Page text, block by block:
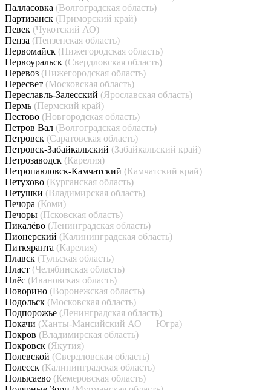
Палласовка (Волгоградская область)
Партизанск (Приморский край)
Певек (Чукотский АО)
Пенза (Пензенская область)
Первомайск (Нижегородская область)
Первоуральск (Свердловская область)
Перевоз (Нижегородская область)
Пересвет (Московская область)
Переславль-Залесский (Ярославская область)
Пермь (Пермский край)
Пестово (Новгородская область)
Петров Вал (Волгоградская область)
Петровск (Саратовская область)
Петровск-Забайкальский (Забайкальский край)
Петрозаводск (Карелия)
Петропавловск-Камчатский (Камчатский край)
Петухово (Курганская область)
Петушки (Владимирская область)
Печора (Коми)
Печоры (Псковская область)
Пикалёво (Ленинградская область)
Пионерский (Калининградская область)
Питкяранта (Карелия)
Плавск (Тульская область)
Пласт (Челябинская область)
Плёс (Ивановская область)
Поворино (Воронежская область)
Подольск (Московская область)
Подпорожье (Ленинградская область)
Покачи (Ханты-Мансийский АО — Югра)
Покров (Владимирская область)
Покровск (Якутия)
Полевской (Свердловская область)
Полесск (Калининградская область)
Полысаево (Кемеровская область)